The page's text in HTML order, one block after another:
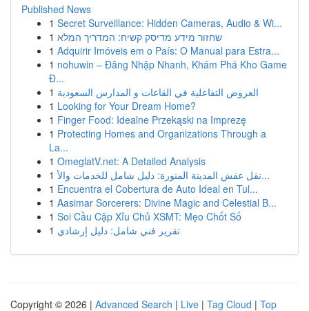
Published News
1 Secret Surveillance: Hidden Cameras, Audio & Wi...
1 שחזור מידע מדיסק קשיח: המדריך המלא
1 Adquirir Imóveis em o País: O Manual para Estra...
1 nohuwin – Đăng Nhập Nhanh, Khám Phá Kho Game
Đ...
1 العروض التفاعلية في القاعات و المدارس السعودية
1 Looking for Your Dream Home?
1 Finger Food: Idealne Przekąski na Imprezę
1 Protecting Homes and Organizations Through a
La...
1 OmeglatV.net: A Detailed Analysis
1
نقل عفش المدينة المنورة: دليل شامل للخدمات والأ...
1 Encuentra el Cobertura de Auto Ideal en Tul...
1 Aasimar Sorcerers: Divine Magic and Celestial B...
1 Soi Cầu Cặp Xỉu Chủ XSMT: Mẹo Chốt Số
1 تقرير فني شامل: دليل إرشادي
Copyright © 2026 | Advanced Search | Live | Tag Cloud | Top